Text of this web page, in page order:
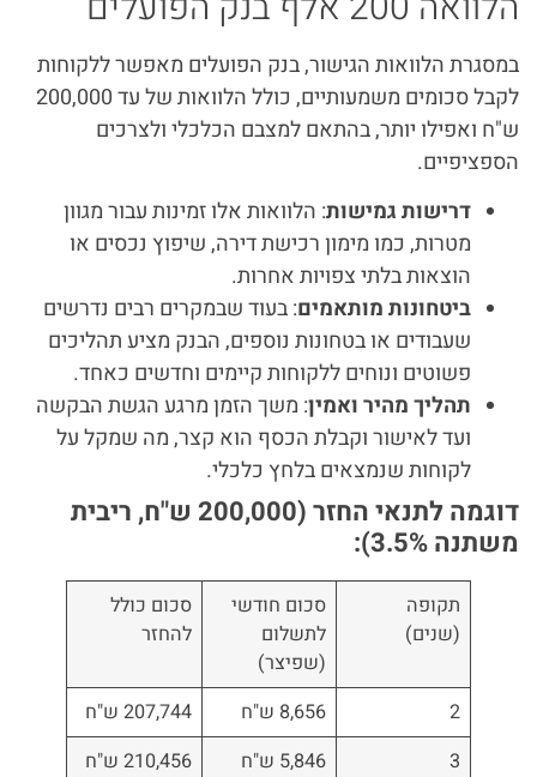
במסגרת הלוואות הגישור, בנק הפועלים מאפשר ללקוחות
לקבל סכומים משמעותיים, כולל הלוואות של עד 200,000
ש"ח ואפילו יותר, בהתאם למצבם הכלכלי ולצרכים
הספציפיים.
דרישות גמישות: הלוואות אלו זמינות עבור מגוון
מטרות, כמו מימון רכישת דירה, שיפוץ נכסים או
הוצאות בלתי צפויות אחרות.
ביטחונות מותאמים: בעוד שבמקרים רבים נדרשים
שעבודים או בטחונות נוספים, הבנק מציע תהליכים
פשוטים ונוחים ללקוחות קיימים וחדשים כאחד.
תהליך מהיר ואמין: משך הזמן מרגע הגשת הבקשה
ועד לאישור וקבלת הכסף הוא קצר, מה שמקל על
לקוחות שנמצאים בלחץ כלכלי.
דוגמה לתנאי החזר (200,000 ש"ח, ריבית
משתנה 3.5%):
תקופה
(שנים)
סכום חודשי
לתשלום
(שפיצר)
סכום כולל
להחזר
2 8,656 ש"ח
207,744 ש"ח
3
5,846 ש"ח
210,456 ש"ח